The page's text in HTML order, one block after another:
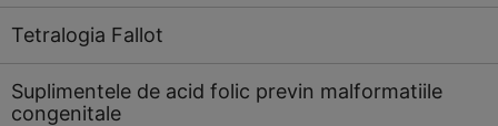
Tetralogia Fallot
Suplimentele de acid folic previn malformatiile
congenitale